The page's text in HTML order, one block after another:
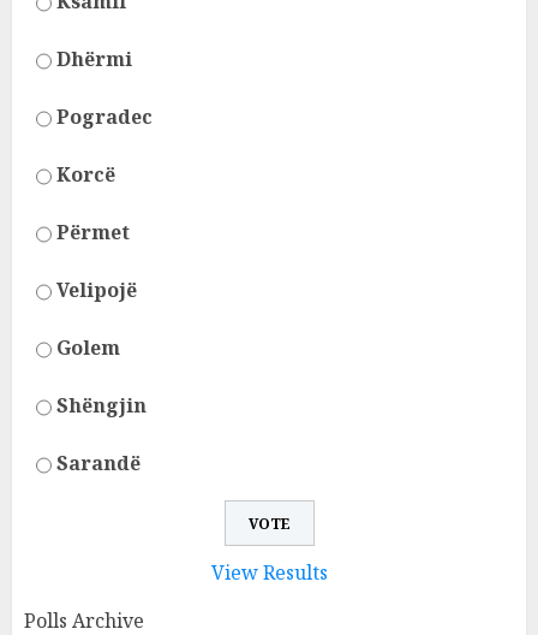
Dhërmi
Pogradec
Korcë
Përmet
Velipojë
Golem
Shëngjin
Sarandë
View Results
Polls Archive